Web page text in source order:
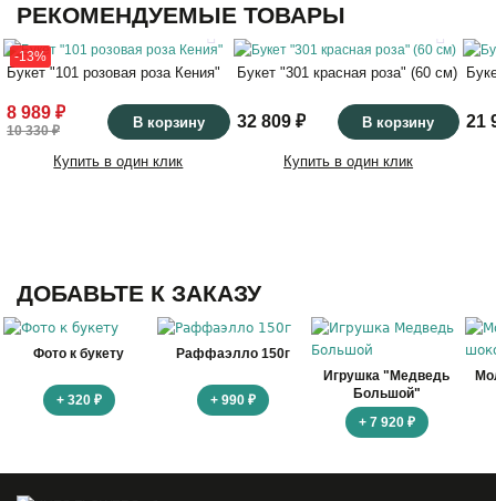
РЕКОМЕНДУЕМЫЕ ТОВАРЫ
-13%
Букет "101 розовая роза Кения"
8 989 ₽
10 330 ₽ В корзину
Купить в один клик
Букет "301 красная роза" (60 см)
32 809 ₽ В корзину
Купить в один клик
21
ДОБАВЬТЕ К ЗАКАЗУ
Фото к букету
+ 320 ₽
Раффаэлло 150г
+ 990 ₽
Игрушка "Медведь
Большой"
+ 7 920 ₽